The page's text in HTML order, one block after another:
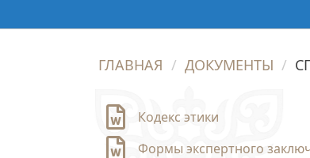
ГЛАВНАЯ ДОКУМЕНТЫ
Кодекс этики
Формы экспертного